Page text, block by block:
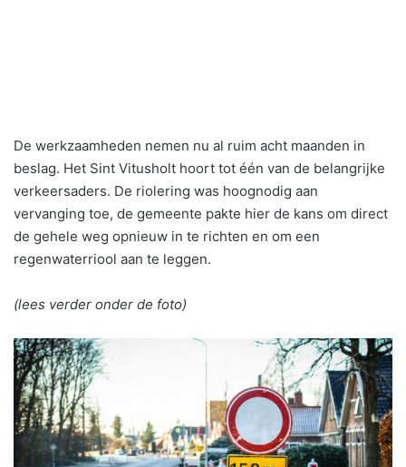
De werkzaamheden nemen nu al ruim acht maanden in
beslag. Het Sint Vitusholt hoort tot één van de belangrijke
verkeersaders. De riolering was hoognodig aan
vervanging toe, de gemeente pakte hier de kans om direct
de gehele weg opnieuw in te richten en om een
regenwaterriool aan te leggen.
(lees verder onder de foto)